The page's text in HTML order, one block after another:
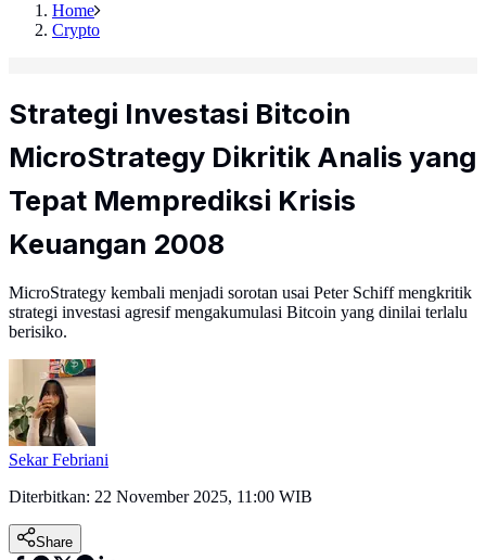
Home
Crypto
Strategi Investasi Bitcoin
MicroStrategy Dikritik Analis yang
Tepat Memprediksi Krisis
Keuangan 2008
MicroStrategy kembali menjadi sorotan usai Peter Schiff mengkritik
strategi investasi agresif mengakumulasi Bitcoin yang dinilai terlalu
berisiko.
Sekar Febriani
Diterbitkan: 22 November 2025, 11:00 WIB
Share